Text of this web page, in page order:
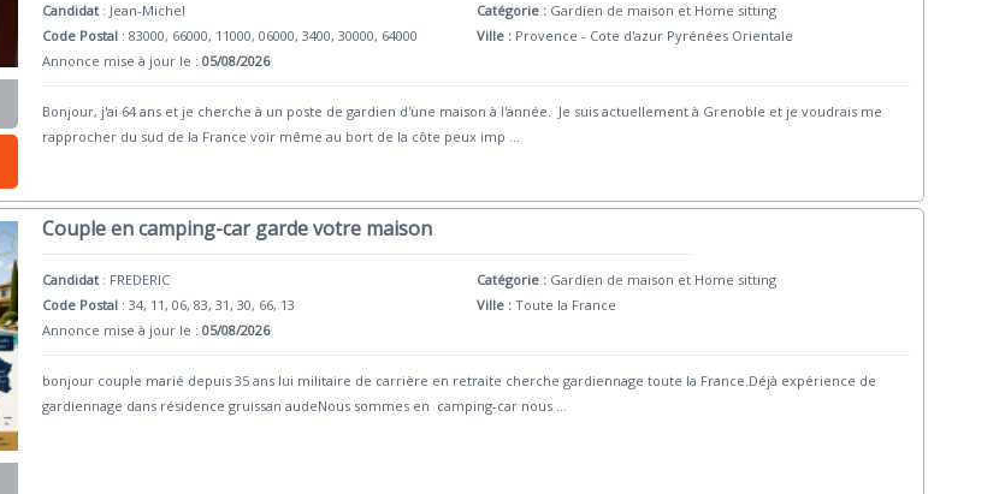
Candidat : Jean-Michel
Code Postal : 83000, 66000, 11000, 06000, 3400, 30000, 64000
Annonce mise à jour le :05/08/2026
Catégorie : Gardien de maison et Home sitting
Ville : Provence - Cote d'azur Pyrénées Orientale
Bonjour, j'ai 64 ans et je cherche à un poste de gardien d'une maison à l'année. Je suis actuellement à Grenoble et je voudrais me
rapprocher du sud de la France voir même au bort de la côte peux imp ...
Couple en camping-car garde votre maison
Candidat : FREDERIC
Code Postal : 34, 11, 06, 83, 31, 30, 66, 13
Annonce mise à jour le :05/08/2026
Catégorie : Gardien de maison et Home sitting
Ville : Toute la France
bonjour couple marié depuis 35 ans lui militaire de carrière en retraite cherche gardiennage toute la France.Déjà expérience de
gardiennage dans résidence gruissan audeNous sommes en camping-car nous